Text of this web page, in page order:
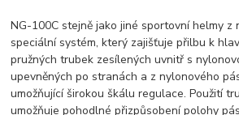
NG-100C stejně jako jiné sportovní helmy z
speciální systém, který zajišťuje přilbu k
pružných trubek zesílených uvnitř s
upevněných po stranách a z nylonového
umožňující širokou škálu regulace. Použití
umožňuje pohodlné přizpůsobení polohy